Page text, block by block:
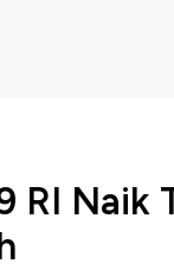
RI Naik